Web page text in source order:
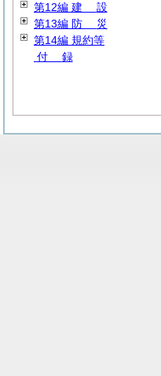
第12編 建 設
第13編 防 災
第14編 規約等
付 録